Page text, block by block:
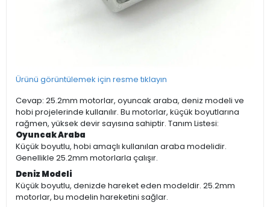
Ürünü görüntülemek için resme tıklayın
Cevap: 25.2mm motorlar, oyuncak araba, deniz modeli ve
hobi projelerinde kullanılır. Bu motorlar, küçük boyutlarına
rağmen, yüksek devir sayısına sahiptir. Tanım Listesi:
Oyuncak Araba
Küçük boyutlu, hobi amaçlı kullanılan araba modelidir.
Genellikle 25.2mm motorlarla çalışır.
Deniz Modeli
Küçük boyutlu, denizde hareket eden modeldir. 25.2mm
motorlar, bu modelin hareketini sağlar.